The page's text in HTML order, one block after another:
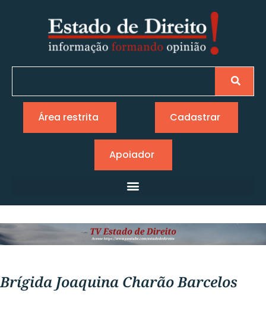
Área restrita Cadastrar
Apoiador
Brígida Joaquina Charão Barcelos